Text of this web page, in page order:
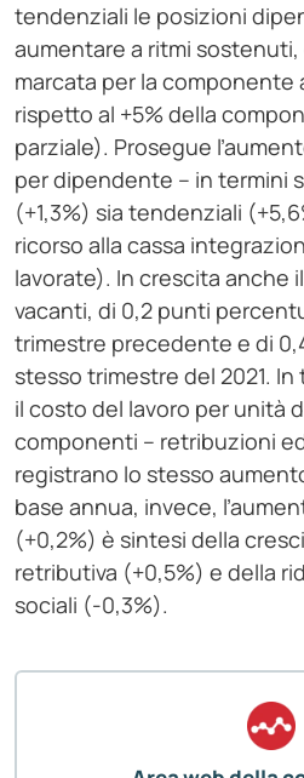
tendenziali le posizioni
aumentare a ritmi
marcata per la componente
rispetto al +5% della
parziale). Prosegue
per dipendente – in termini
(+1,3%) sia tendenziali
ricorso alla cassa
lavorate). In crescita anche
vacanti, di 0,2 punti
trimestre precedente e di
stesso trimestre del 2021.
il costo del lavoro per unità
componenti – retribuzioni
registrano lo stesso
base annua, invece,
(+0,2%) è sintesi della
retributiva (+0,5%) e della
sociali (-0,3%).